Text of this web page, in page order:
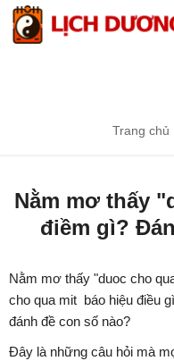
Trang chủ
Nằm mơ thấy
điềm gì?
Nằm mơ thấy "duoc cho
cho qua mit báo hiệu điều
đánh đề con số nào?
Đây là những câu hỏi mà